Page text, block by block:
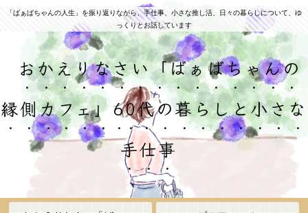
「ばぁばちゃんの人生」を振り返りながら、手仕事、小さな推し活、日々の暮らしについて、ゆ
っくりとお話しています
おかえりなさい「ばぁばちゃんの
縁側カフェ」60代の暮らしと小さな
手仕事